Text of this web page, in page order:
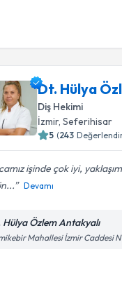
Dt. Hülya
Diş Hekimi
İzmir, Seferihisar
5 (243
işinde çok iyi,
Devamı
Hülya Özlem Antakyalı
Mahallesi İzmir Caddesi